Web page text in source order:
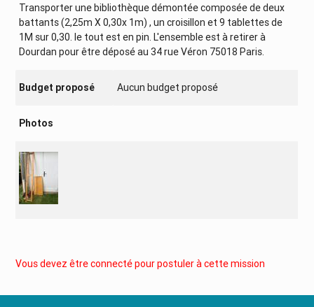
Transporter une bibliothèque démontée composée de deux
battants (2,25m X 0,30x 1m) , un croisillon et 9 tablettes de
1M sur 0,30. le tout est en pin. L'ensemble est à retirer à
Dourdan pour être déposé au 34 rue Véron 75018 Paris.
Budget proposé Aucun budget proposé
Photos
Vous devez être connecté pour postuler à cette mission